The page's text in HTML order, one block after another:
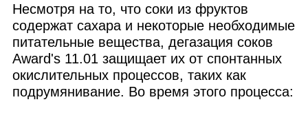
Несмотря на то, что соки из фруктов
содержат сахара и некоторые необходимые
питательные вещества, дегазация соков
Award's 11.01 защищает их от спонтанных
окислительных процессов, таких как
подрумянивание. Во время этого процесса: